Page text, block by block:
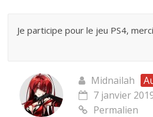
Je participe pour le jeu PS4, merci
Midnailah
7 janvier
Permalien